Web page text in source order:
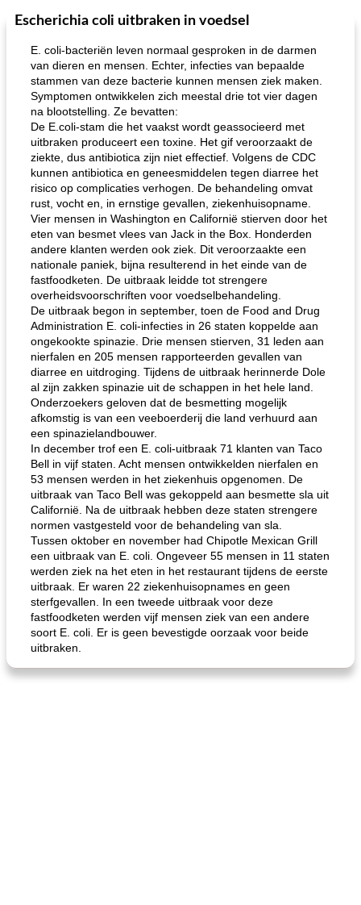
40min
One Dish Meal
gemakkelijke rijst en hamburger een gerecht diner
Soepen, stoofschotels en Chili
Escherichia coli uitbraken in voedsel
E. coli-bacteriën leven normaal gesproken in de darmen
van dieren en mensen. Echter, infecties van bepaalde
stammen van deze bacterie kunnen mensen ziek maken.
Symptomen ontwikkelen zich meestal drie tot vier dagen
na blootstelling. Ze bevatten:
De E.coli-stam die het vaakst wordt geassocieerd met
uitbraken produceert een toxine. Het gif veroorzaakt de
ziekte, dus antibiotica zijn niet effectief. Volgens de CDC
kunnen antibiotica en geneesmiddelen tegen diarree het
risico op complicaties verhogen. De behandeling omvat
rust, vocht en, in ernstige gevallen, ziekenhuisopname.
Vier mensen in Washington en Californië stierven door het
eten van besmet vlees van Jack in the Box. Honderden
andere klanten werden ook ziek. Dit veroorzaakte een
nationale paniek, bijna resulterend in het einde van de
fastfoodketen. De uitbraak leidde tot strengere
overheidsvoorschriften voor voedselbehandeling.
De uitbraak begon in september, toen de Food and Drug
Administration E. coli-infecties in 26 staten koppelde aan
ongekookte spinazie. Drie mensen stierven, 31 leden aan
nierfalen en 205 mensen rapporteerden gevallen van
diarree en uitdroging. Tijdens de uitbraak herinnerde Dole
al zijn zakken spinazie uit de schappen in het hele land.
Onderzoekers geloven dat de besmetting mogelijk
afkomstig is van een veeboerderij die land verhuurd aan
een spinazielandbouwer.
In december trof een E. coli-uitbraak 71 klanten van Taco
Bell in vijf staten. Acht mensen ontwikkelden nierfalen en
53 mensen werden in het ziekenhuis opgenomen. De
uitbraak van Taco Bell was gekoppeld aan besmette sla uit
Californië. Na de uitbraak hebben deze staten strengere
normen vastgesteld voor de behandeling van sla.
Tussen oktober en november had Chipotle Mexican Grill
een uitbraak van E. coli. Ongeveer 55 mensen in 11 staten
werden ziek na het eten in het restaurant tijdens de eerste
uitbraak. Er waren 22 ziekenhuisopnames en geen
sterfgevallen. In een tweede uitbraak voor deze
fastfoodketen werden vijf mensen ziek van een andere
soort E. coli. Er is geen bevestigde oorzaak voor beide
uitbraken.